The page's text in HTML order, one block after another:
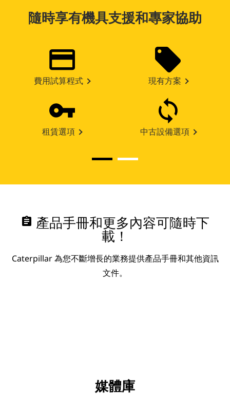
隨時享有機具支援和專家協助
費用試算程式 現有方案
租賃選項 中古設備選項
assignment 產品手冊和更多內容可隨時下
載！
Caterpillar 為您不斷增長的業務提供產品手冊和其他資訊
文件。
媒體庫